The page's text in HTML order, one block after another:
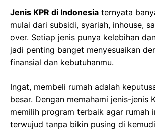
Jenis KPR di Indonesia ternyata
mulai dari subsidi, syariah, inhouse,
over. Setiap jenis punya kelebihan
jadi penting banget menyesuaikan
finansial dan kebutuhanmu.
Ingat, membeli rumah adalah
besar. Dengan memahami jenis-jenis
memilih program terbaik agar rumah
terwujud tanpa bikin pusing di